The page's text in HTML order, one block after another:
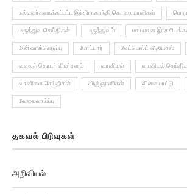
நல்லவர்களாக்கப்பட்ட இந்திராகாந்தி கொலையாளிகள்
மருத்துவ செய்திகள் மருத்துவம் மாயமான
மின் வாக்கெடுப்பு மோட்டார் லேட்டெஸ்ட் வீடியோஸ்
வலைத் தொடர் விமர்சனம் வானியல் வானியல்
வானிலை செய்திகள் விஞ்ஞானிகள் விளையாட்டு
வேலைவாய்ப்பு
தகவல் பிரிவுகள்
அறிவியல்